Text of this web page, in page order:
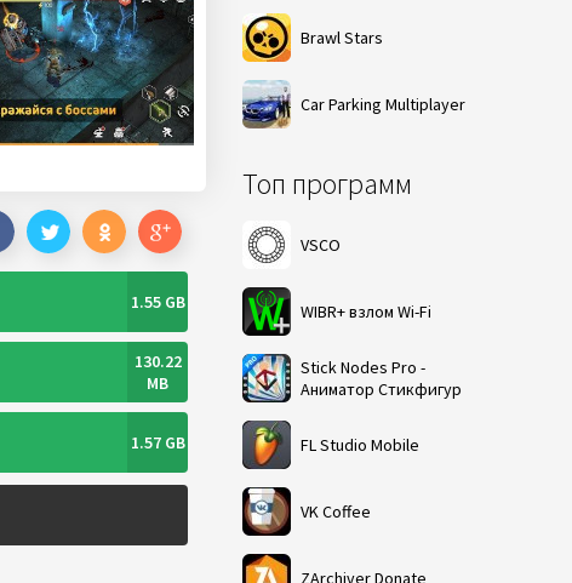
Brawl Stars
Car Parking Multiplayer
Топ программ
VSCO
WIBR+ взлом Wi-Fi
Stick Nodes Pro -
Аниматор Стикфигур
FL Studio Mobile
VK Coffee
ZArchiver Donate
1.55 GB
130.22
MB
1.57 GB